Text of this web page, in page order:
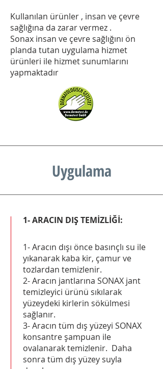
Kullanılan ürünler , insan ve çevre
sağlığına da zarar vermez .
Sonax insan ve çevre sağlığını ön
planda tutan uygulama hizmet
ürünleri ile hizmet sunumlarını
yapmaktadır
Uygulama
1- ARACIN DIŞ TEMİZLİĞİ:
1- Aracın dışı önce basınçlı su ile
yıkanarak kaba kir, çamur ve
tozlardan temizlenir.
2- Aracın jantlarına SONAX jant
temizleyici ürünü sıkılarak
yüzeydeki kirlerin sökülmesi
sağlanır.
3- Aracın tüm dış yüzeyi SONAX
konsantre şampuan ile
ovalanarak temizlenir. Daha
sonra tüm dış yüzey suyla